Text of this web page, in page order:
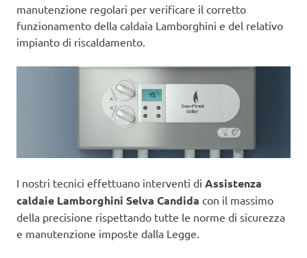
manutenzione regolari per verificare il corretto
funzionamento della caldaia Lamborghini e del relativo
impianto di riscaldamento.
I nostri tecnici effettuano interventi di Assistenza
caldaie Lamborghini Selva Candida con il massimo
della precisione rispettando tutte le norme di sicurezza
e manutenzione imposte dalla Legge.